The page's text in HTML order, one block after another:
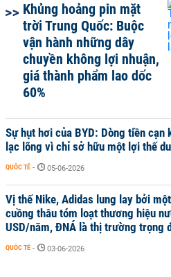
Khủng hoảng pin mặt
trời Trung Quốc: Buộc
vận hành những dây
chuyền không lợi nhuận,
giá thành phẩm lao dốc
60%
Sự hụt hơi của BYD: Dòng tiền
lạc lõng vì chỉ sở hữu một lợi thế
QUỐC TẾ - 05-06-2026
Vị thế Nike, Adidas lung lay bởi
cuồng thâu tóm loạt thương hiệu
USD/năm, ĐNÁ là thị trường trọng
QUỐC TẾ - 03-06-2026